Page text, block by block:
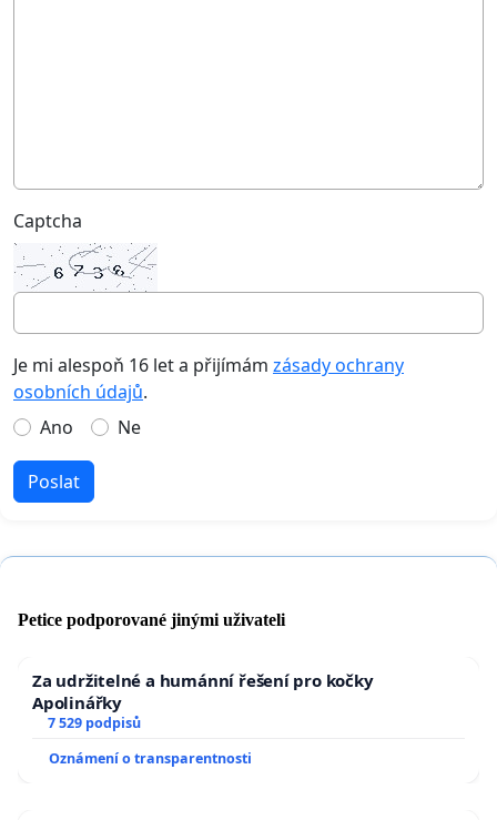
Captcha
Je mi alespoň 16 let a přijímám zásady ochrany
osobních údajů.
Ano
Ne
Poslat
Petice podporované jinými uživateli
Za udržitelné a humánní řešení pro kočky
Apolinářky
7 529 podpisů
Oznámení o transparentnosti